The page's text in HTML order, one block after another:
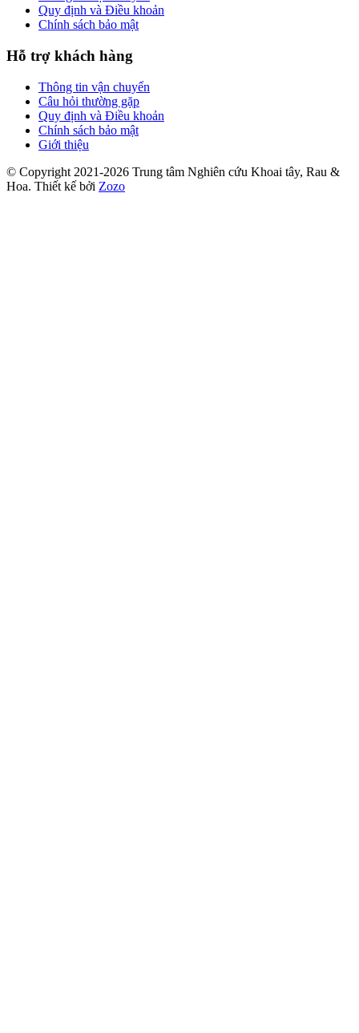
Quy định và Điều khoản
Chính sách bảo mật
Hỗ trợ khách hàng
Thông tin vận chuyển
Câu hỏi thường gặp
Quy định và Điều khoản
Chính sách bảo mật
Giới thiệu
© Copyright 2021-2026 Trung tâm Nghiên cứu Khoai tây, Rau &
Hoa. Thiết kế bởi Zozo